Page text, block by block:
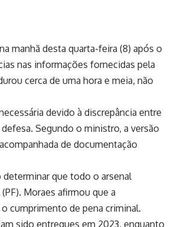
manhã desta quarta-feira (8) após o
nas informações fornecidas pela
cerca de uma hora e meia, não
devido à discrepância entre
Segundo o ministro, a versão
de documentação
que todo o arsenal
Moraes afirmou que a
cumprimento de pena criminal.
sido entregues em 2023, enquanto